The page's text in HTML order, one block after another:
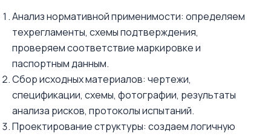
Анализ нормативной применимости: определяем
техрегламенты, схемы подтверждения,
проверяем соответствие маркировке и
паспортным данным.
Сбор исходных материалов: чертежи,
спецификации, схемы, фотографии, результаты
анализа рисков, протоколы испытаний.
Проектирование структуры: создаем логичную